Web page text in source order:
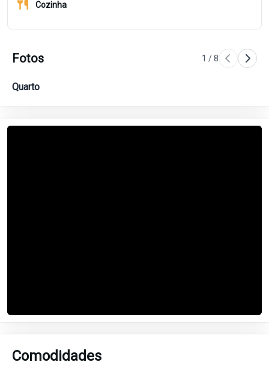
Cozinha
Fotos 1 /8
Quarto
Comodidades